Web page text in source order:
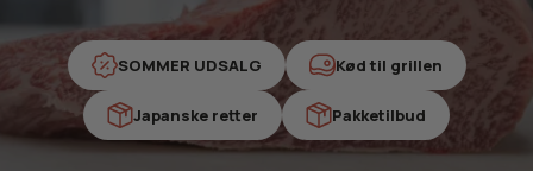
SOMMER UDSALG Kød til grillen
Japanske retter Pakketilbud